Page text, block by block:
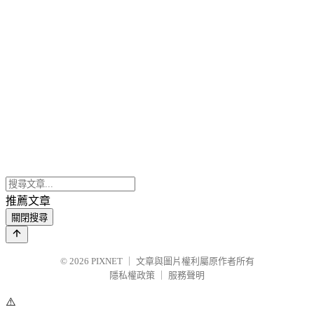
推薦文章
關閉搜尋
© 2026 PIXNET
文章與圖片權利屬原作者所有
隱私權政策
服務聲明
⚠️